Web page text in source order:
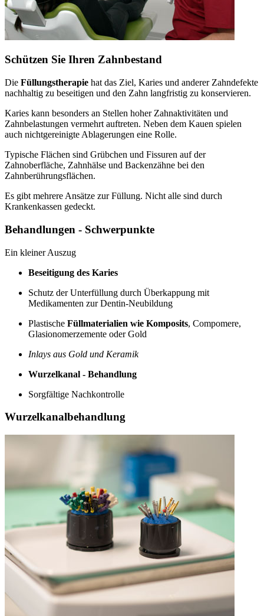
Schützen Sie Ihren Zahnbestand
Die Füllungstherapie hat das Ziel, Karies und anderer Zahndefekte
nachhaltig zu beseitigen und den Zahn langfristig zu konservieren.
Karies kann besonders an Stellen hoher Zahnaktivitäten und
Zahnbelastungen vermehrt auftreten. Neben dem Kauen spielen
auch nichtgereinigte Ablagerungen eine Rolle.
Typische Flächen sind Grübchen und Fissuren auf der
Zahnoberfläche, Zahnhälse und Backenzähne bei den
Zahnberührungsflächen.
Es gibt mehrere Ansätze zur Füllung. Nicht alle sind durch
Krankenkassen gedeckt.
Behandlungen - Schwerpunkte
Ein kleiner Auszug
Beseitigung des Karies
Schutz der Unterfüllung durch Überkappung mit
Medikamenten zur Dentin-Neubildung
Plastische Füllmaterialien wie Komposits, Compomere,
Glasionomerzemente oder Gold
Inlays aus Gold und Keramik
Wurzelkanal - Behandlung
Sorgfältige Nachkontrolle
Wurzelkanalbehandlung